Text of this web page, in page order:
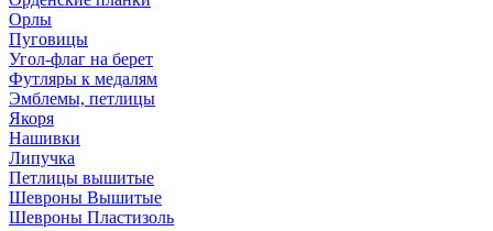
Орлы
Пуговицы
Угол-флаг на берет
Футляры к медалям
Эмблемы, петлицы
Якоря
Нашивки
Липучка
Петлицы вышитые
Шевроны Вышитые
Шевроны Пластизоль